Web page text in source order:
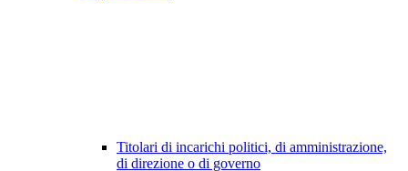
Titolari di incarichi politici, di amministrazione,
di direzione o di governo